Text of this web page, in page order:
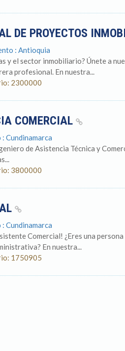
DE PROYECTOS
: Antioquia
y el sector inmobiliario? Únete a
profesional. En nuestra...
2300000
COMERCIAL
Cundinamarca
de Asistencia Técnica y
3800000
Cundinamarca
Comercial! ¿Eres una
En nuestra...
1750905